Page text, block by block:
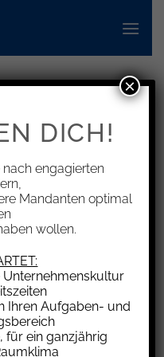
hat der
zur
für
Das Urteil
die
fallen.
DICH!
engagierten
Mandanten optimal
wollen.
Unternehmenskultur
Ihren Aufgaben- und
für ein ganzjährig
×